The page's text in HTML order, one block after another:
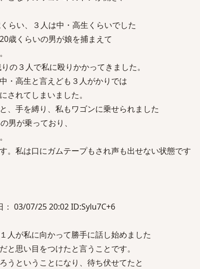
らい、３人は中・高生くらいでした
歳くらいの男が娘を捕まえて
の３人で私に殴りかかってきました。
・高生と言えども３人がかりでは
されてしまいました。
、手を縛り、私もワゴンに乗せられました
男が乗っており、
。私は口にガムテープもされ声も出せない状態です
： 03/07/25 20:02 ID:Sylu7C+6
人が私に向かって勝手に話し始めました
思い目をつけたと言うことです。
うということになり、待ち伏せてたと